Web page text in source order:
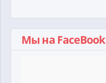
Мы на FaceBook